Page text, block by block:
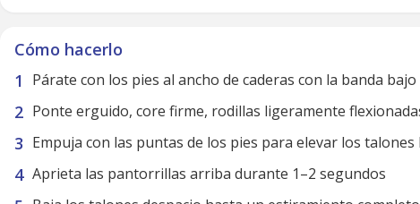
Cómo hacerlo
Párate con los pies al ancho de caderas con la banda
Ponte erguido, core firme, rodillas ligeramente
Empuja con las puntas de los pies para elevar los
Aprieta las pantorrillas arriba durante 1–2 segundos